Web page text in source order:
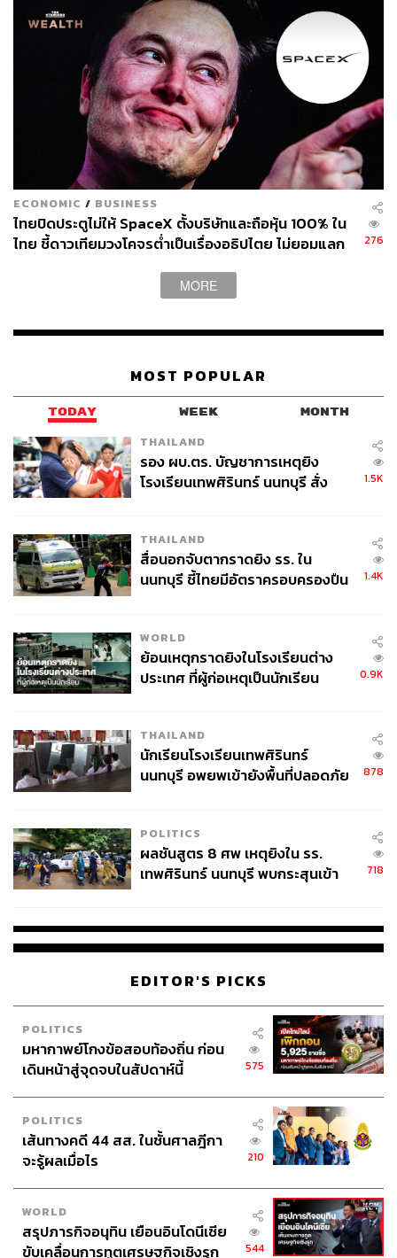
ECONOMIC / BUSINESS
ไทยปิดประตูไม่ให้ SpaceX ตั้งบริษัทและถือหุ้น 100% ใน
ไทย ชี้ดาวเทียมวงโคจรต่ำเป็นเรื่องอธิปไตย ไม่ยอมแลก
276
MORE
MOST POPULAR
TODAY WEEK MONTH
THAILAND
รอง ผบ.ตร. บัญชาการเหตุยิง
โรงเรียนเทพศิรินทร์ นนทบุรี สั่ง
1.5K
THAILAND
สื่อนอกจับตากราดยิง รร. ใน
นนทบุรี ชี้ไทยมีอัตราครอบครองปืน
1.4K
WORLD
ย้อนเหตุกราดยิงในโรงเรียนต่าง
ประเทศ ที่ผู้ก่อเหตุเป็นนักเรียน
0.9K
THAILAND
นักเรียนโรงเรียนเทพศิรินทร์
นนทบุรี อพยพเข้ายังพื้นที่ปลอดภัย
878
POLITICS
ผลชันสูตร 8 ศพ เหตุยิงใน รร.
เทพศิรินทร์ นนทบุรี พบกระสุนเข้า
718
EDITOR'S PICKS
POLITICS
มหากาพย์โกงข้อสอบท้องถิ่น ก่อน
เดินหน้าสู่จุดจบในสัปดาห์นี้
575
POLITICS
เส้นทางคดี 44 สส. ในชั้นศาลฎีกา
จะรู้ผลเมื่อไร
210
WORLD
สรุปภารกิจอนุทิน เยือนอินโดนีเซีย
ขับเคลื่อนการทูตเศรษฐกิจเชิงรุก
544